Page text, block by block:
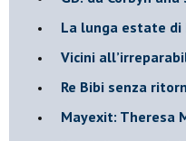
La lunga estate
Vicini
Re Bibi senza
Mayexit: Theresa